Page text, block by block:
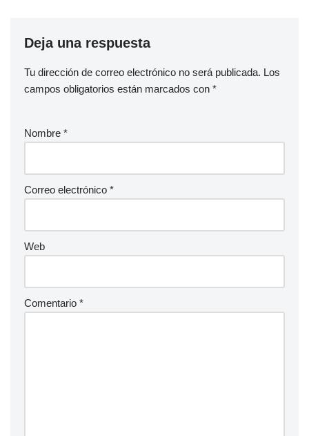
Deja una respuesta
Tu dirección de correo electrónico no será publicada. Los
campos obligatorios están marcados con *
Nombre *
Correo electrónico *
Web
Comentario *